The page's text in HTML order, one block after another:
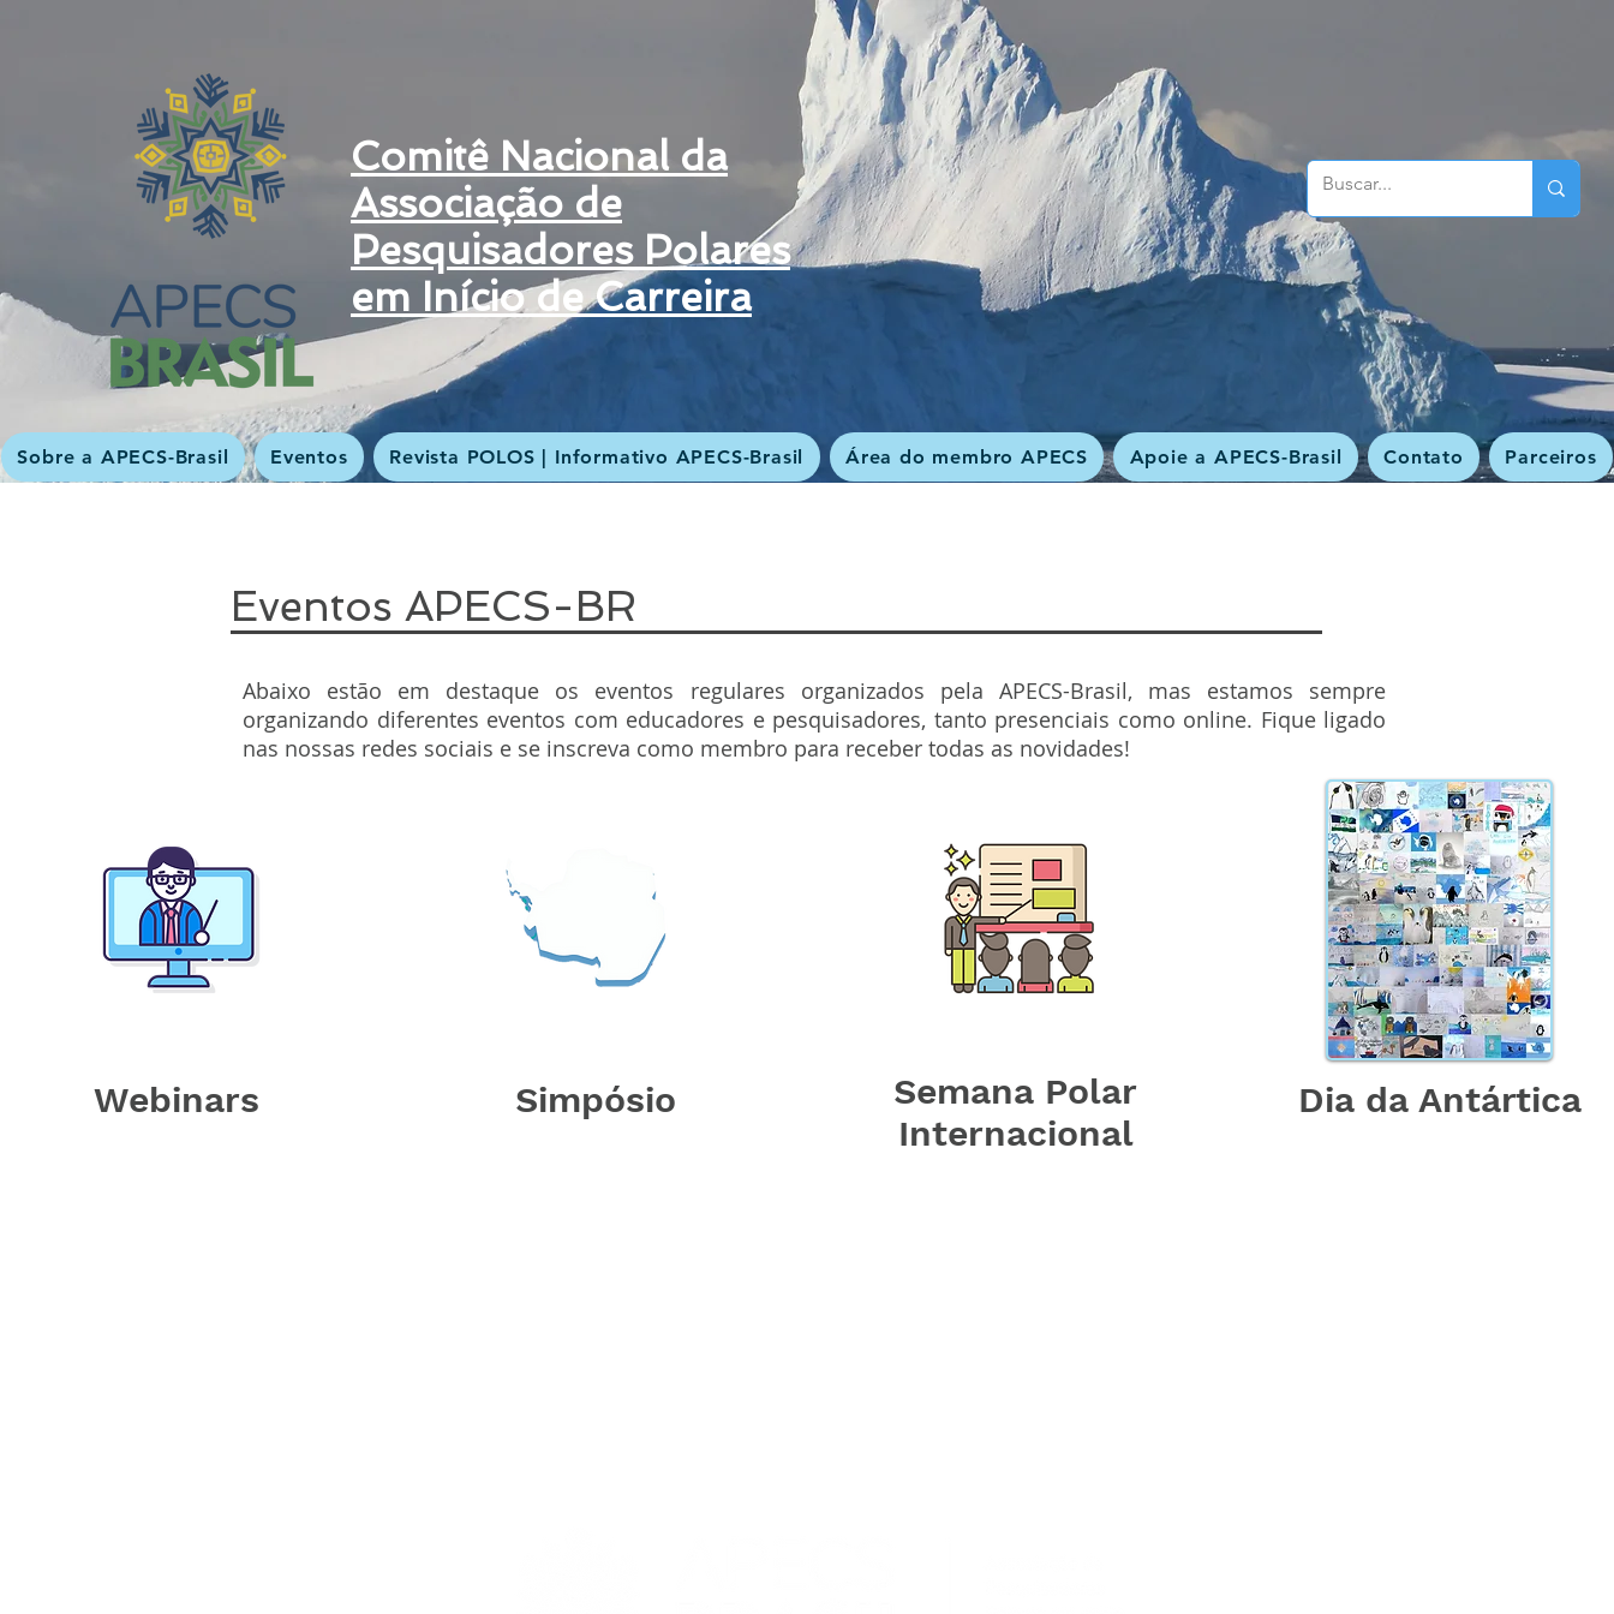
Sobre a APECS-Brasil Eventos Revista POLOS | Informativo APECS-Brasil Área do membro APECS Apoie a APECS-Brasil Contato Parceiros
Comitê Nacional da
Associação de
Pesquisadores Polares
em Início de Carreira
Eventos APECS-BR
Abaixo estão em destaque os eventos regulares organizados pela APECS-Brasil, mas estamos sempre
organizando diferentes eventos com educadores e pesquisadores, tanto presenciais como online. Fique ligado
nas nossas redes sociais e se inscreva como membro para receber todas as novidades!
Webinars Simpósio
Semana Polar
Internacional
Dia da Antártica